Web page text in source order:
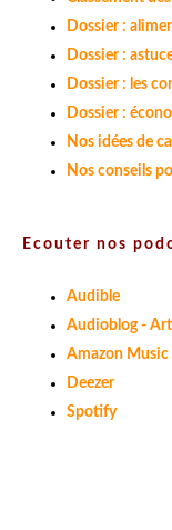
Dossier :
Dossier :
Dossier : les
Dossier :
Nos idées de
Nos conseils
Ecouter nos
Audible
Audioblog -
Amazon Music
Deezer
Spotify